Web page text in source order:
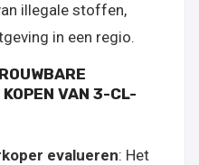
illegale stoffen,
in een regio.
KOPEN VAN 3-CL-
evalueren: Het